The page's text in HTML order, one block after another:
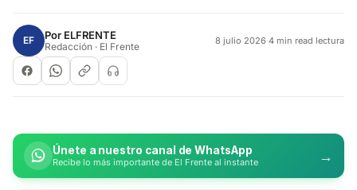
EF Por ELFRENTE
Redacción · El Frente 8 julio 2026·4 min read lectura
Únete a nuestro canal de WhatsApp
Recibe lo más importante de El Frente al instante →